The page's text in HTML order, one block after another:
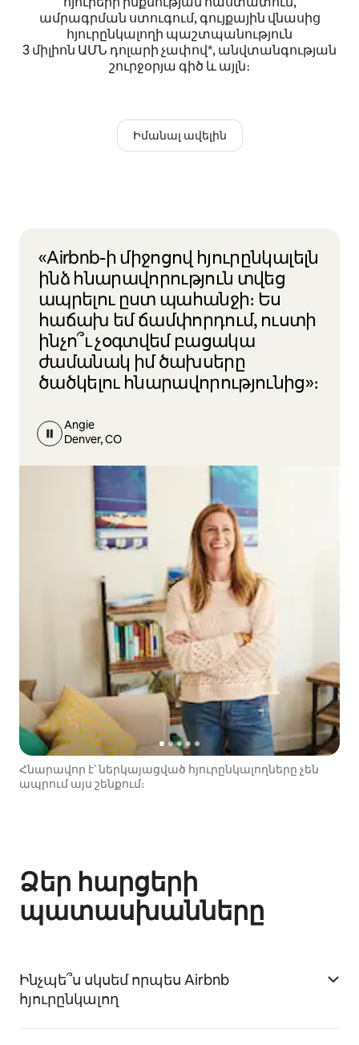
ամրագրման ստուգում, գույքային վնասից
հյուրընկալողի պաշտպանություն
3 միլիոն ԱՄՆ դոլարի չափով*, անվտանգության
շուրջօրյա գիծ և այլն։
Իմանալ ավելին
«Airbnb-ի միջոցով հյուրընկալելն
ինձ հնարավորություն տվեց
ապրելու ըստ պահանջի։ Ես
հաճախ եմ ճամփորդում, ուստի
ինչո՞ւ չօգտվեմ բացակա
ժամանակ իմ ծախսերը
ծածկելու հնարավորությունից»։
Angie
Denver, CO
Հնարավոր է՝ ներկայացված հյուրընկալողները չեն
ապրում այս շենքում։
Ձեր հարցերի
պատասխանները
Ինչպե՞ս սկսեմ որպես Airbnb
հյուրընկալող